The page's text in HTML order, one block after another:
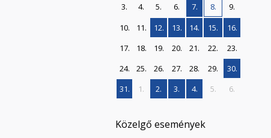
3.
4. 5. 6. 7. 8.
9.
10.
11. 12. 13. 14. 15.
16.
17.
18. 19. 20. 21. 22.
23.
24.
25. 26. 27. 28. 29.
30.
31.
1. 2. 3. 4. 5. 6.
Közelgő események